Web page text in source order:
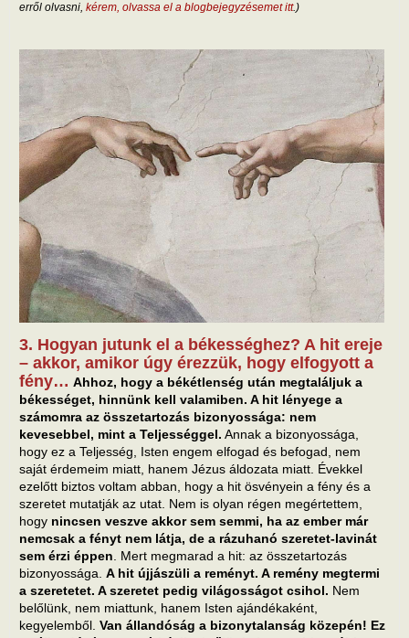
erről olvasni, kérem, olvassa el a blogbejegyzésemet itt.)
3. Hogyan jutunk el a békességhez? A hit ereje
– akkor, amikor úgy érezzük, hogy elfogyott a
fény… Ahhoz, hogy a békétlenség után megtaláljuk a
békességet, hinnünk kell valamiben. A hit lényege a
számomra az összetartozás bizonyossága: nem
kevesebbel, mint a Teljességgel. Annak a bizonyossága,
hogy ez a Teljesség, Isten engem elfogad és befogad, nem
saját érdemeim miatt, hanem Jézus áldozata miatt. Évekkel
ezelőtt biztos voltam abban, hogy a hit ösvényein a fény és a
szeretet mutatják az utat. Nem is olyan régen megértettem,
hogy nincsen veszve akkor sem semmi, ha az ember már
nemcsak a fényt nem látja, de a rázuhanó szeretet-lavinát
sem érzi éppen . Mert megmarad a hit: az összetartozás
bizonyossága. A hit újjászüli a reményt. A remény megtermi
a szeretetet. A szeretet pedig világosságot csihol. Nem
belőlünk, nem miattunk, hanem Isten ajándékaként,
kegyelemből. Van állandóság a bizonytalanság közepén! Ez